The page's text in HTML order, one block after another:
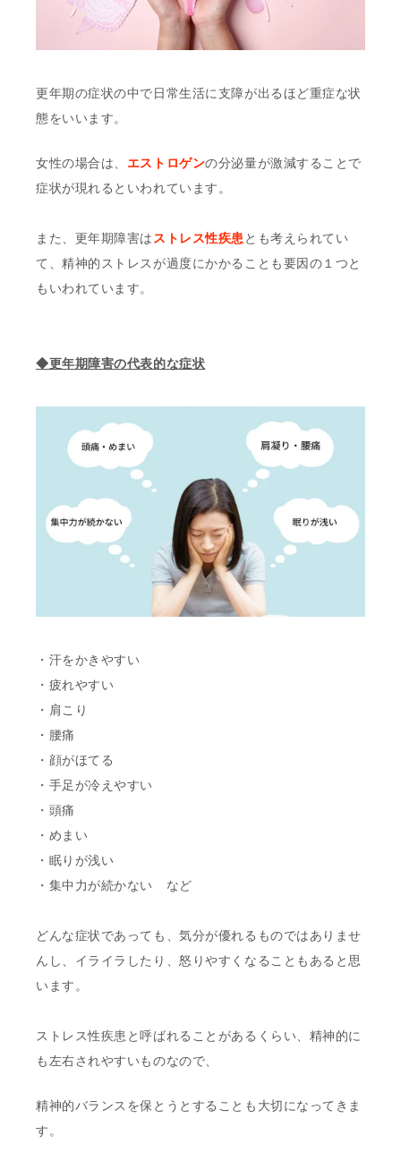
更年期の症状の中で日常生活に支障が出るほど重症な状
態をいいます。
女性の場合は、 エストロゲンの分泌量が激減することで
症状が現れるといわれています。
また、更年期障害はストレス性疾患とも考えられてい
て、精神的ストレスが過度にかかることも要因の１つと
もいわれています。
◆更年期障害の代表的な症状
・汗をかきやすい
・疲れやすい
・肩こり
・腰痛
・顔がほてる
・手足が冷えやすい
・頭痛
・めまい
・眠りが浅い
・集中力が続かない など
どんな症状であっても、気分が優れるものではありませ
んし、イライラしたり、怒りやすくなることもあると思
います。
ストレス性疾患と呼ばれることがあるくらい、精神的に
も左右されやすいものなので、
精神的バランスを保とうとすることも大切になってきま
す。